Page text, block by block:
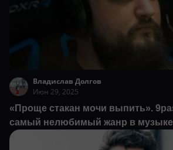
Владислав Долгов
Июн 29, 2025
«Проще стакан мочи выпить».
самый нелюбимый жанр в музыке